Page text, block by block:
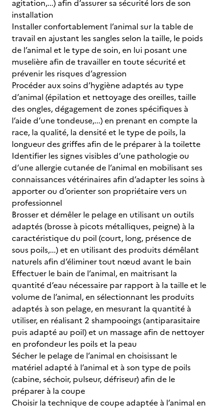
agitation,...) afin d’assurer sa sécurité lors de son
installation
Installer confortablement l’animal sur la table de
travail en ajustant les sangles selon la taille, le poids
de l’animal et le type de soin, en lui posant une
muselière afin de travailler en toute sécurité et
prévenir les risques d’agression
Procéder aux soins d’hygiène adaptés au type
d’animal (épilation et nettoyage des oreilles, taille
des ongles, dégagement de zones spécifiques à
l’aide d’une tondeuse,...) en prenant en compte la
race, la qualité, la densité et le type de poils, la
longueur des griffes afin de le préparer à la toilette
Identifier les signes visibles d’une pathologie ou
d’une allergie cutanée de l’animal en mobilisant ses
connaissances vétérinaires afin d’adapter les soins à
apporter ou d’orienter son propriétaire vers un
professionnel
Brosser et démêler le pelage en utilisant un outils
adaptés (brosse à picots métalliques, peigne) à la
caractéristique du poil (court, long, présence de
sous poils,...) et en utilisant des produits démêlant
naturels afin d’éliminer tout nœud avant le bain
Effectuer le bain de l’animal, en maitrisant la
quantité d’eau nécessaire par rapport à la taille et le
volume de l’animal, en sélectionnant les produits
adaptés à son pelage, en mesurant la quantité à
utiliser, en réalisant 2 shampooings (antiparasitaire
puis adapté au poil) et un massage afin de nettoyer
en profondeur les poils et la peau
Sécher le pelage de l’animal en choisissant le
matériel adapté à l’animal et à son type de poils
(cabine, séchoir, pulseur, défriseur) afin de le
préparer à la coupe
Choisir la technique de coupe adaptée à l’animal en